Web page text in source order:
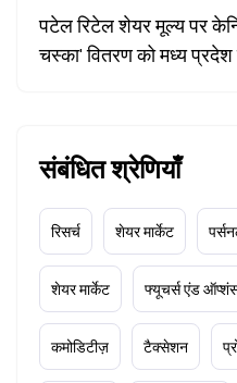
पटेल रिटेल शेयर मूल्य पर
चस्का' वितरण को मध्य प्रदेश
संबंधित श्रेणियाँ
रिसर्च शेयर मार्केट
शेयर मार्केट फ्यूचर्स एंड
कमोडिटीज़ टैक्सेशन